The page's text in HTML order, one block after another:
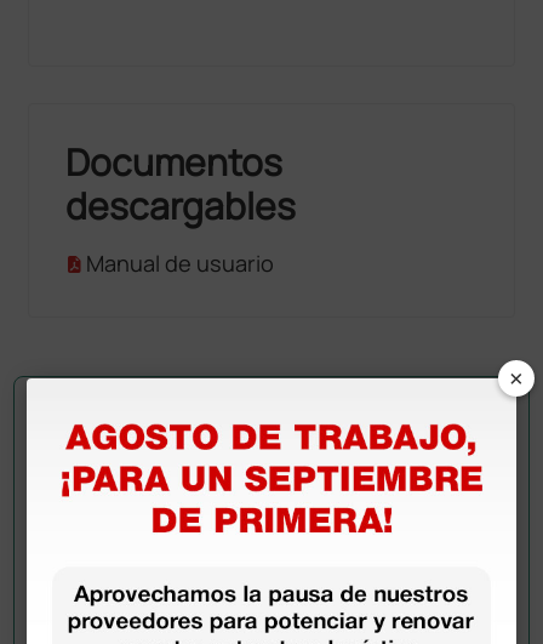
Documentos
descargables
Manual de usuario
Pregúntale a un colega
¿Todavía tienes alguna duda? ¿Necesitas más
×